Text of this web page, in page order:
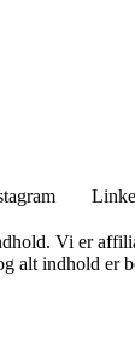
Vi er
alt indhold er